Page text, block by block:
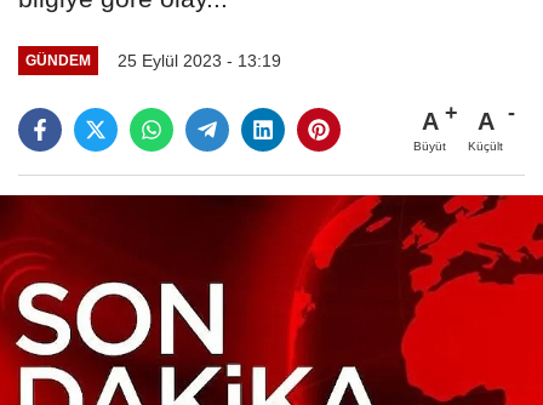
GÜNDEM 25 Eylül 2023 - 13:19
A
Büyüt
A
Küçült